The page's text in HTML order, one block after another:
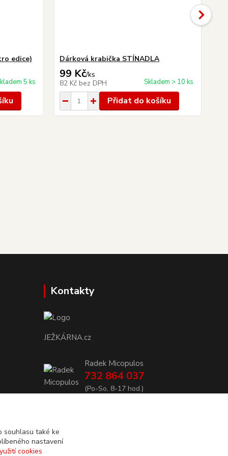
edice)
5 ks
Dárková krabička STÍNADLA
99 Kč/ks
82 Kč bez DPH Skladem > 10 ks
Přidat do košíku
Kontakty
JEŽKÁRNA.cz
Radek Micopulos
732 864 037
(Po-So, 8-17 hod.)
souhlasu také ke
nastavení
cookies